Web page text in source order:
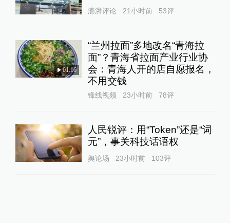
澎湃评论 21小时前 53评
01:16
“兰州拉面”多地改名“青海拉
面”？青海省拉面产业行业协
会：青海人开的店自愿报名，
不用交钱
锋线视频 23小时前 78评
人民锐评：用“Token”还是“词
元”，事关科技话语权
舆论场 23小时前 103评